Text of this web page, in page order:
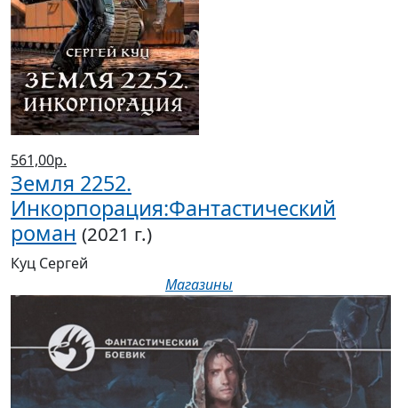
561,00р.
Земля 2252.
Инкорпорация:Фантастический
роман (2021 г.)
Куц Сергей